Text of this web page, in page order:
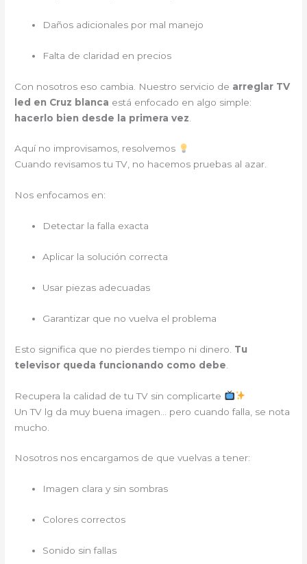
Daños adicionales por mal manejo
Falta de claridad en precios
Con nosotros eso cambia. Nuestro servicio de arreglar TV
led en Cruz blanca está enfocado en algo simple:
hacerlo bien desde la primera vez
Aquí no improvisamos, resolvemos
Cuando revisamos tu TV, no hacemos pruebas al azar.
Nos enfocamos en:
Detectar la falla exacta
Aplicar la solución correcta
Usar piezas adecuadas
Garantizar que no vuelva el problema
Esto significa que no pierdes tiempo ni dinero. Tu
televisor queda funcionando como debe
Recupera la calidad de tu TV sin complicarte
Un TV lg da muy buena imagen… pero cuando falla, se nota
mucho.
Nosotros nos encargamos de que vuelvas a tener:
Imagen clara y sin sombras
Colores correctos
Sonido sin fallas